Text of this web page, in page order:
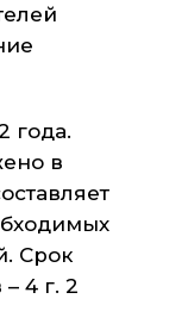
года.
в
Срок
4 г. 2